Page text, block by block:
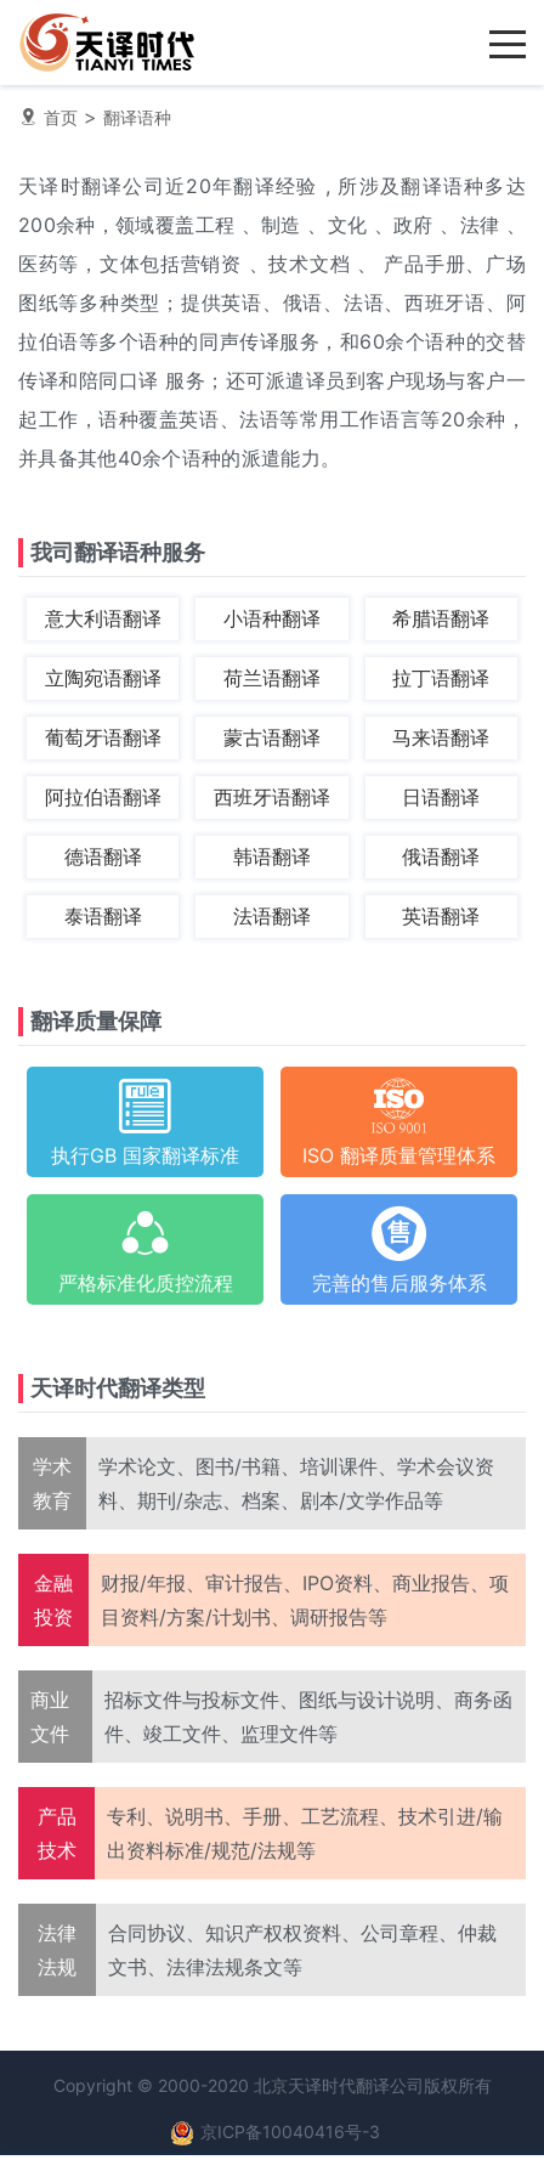
首页 > 翻译语种
天译时翻译公司近20年翻译经验 , 所涉及翻译语种多达
200余种，领域覆盖工程 、制造 、文化 、政府 、法律 、
医药等，文体包括营销资 、技术文档 、 产品手册、广场
图纸等多种类型；提供英语、俄语、法语、西班牙语、阿
拉伯语等多个语种的同声传译服务，和60余个语种的交替
传译和陪同口译 服务；还可派遣译员到客户现场与客户一
起工作，语种覆盖英语、法语等常用工作语言等20余种，
并具备其他40余个语种的派遣能力。
我司翻译语种服务
意大利语翻译 小语种翻译 希腊语翻译
立陶宛语翻译 荷兰语翻译 拉丁语翻译
葡萄牙语翻译 蒙古语翻译 马来语翻译
阿拉伯语翻译 西班牙语翻译 日语翻译
德语翻译 韩语翻译 俄语翻译
泰语翻译 法语翻译 英语翻译
翻译质量保障
执行GB 国家翻译标准 ISO 翻译质量管理体系
严格标准化质控流程 完善的售后服务体系
天译时代翻译类型
学术
教育
学术论文、图书/书籍、培训课件、学术会议资
料、期刊/杂志、档案、剧本/文学作品等
金融
投资
财报/年报、审计报告、IPO资料、商业报告、项
目资料/方案/计划书、调研报告等
商业
文件
招标文件与投标文件、图纸与设计说明、商务函
件、竣工文件、监理文件等
产品
技术
专利、说明书、手册、工艺流程、技术引进/输
出资料标准/规范/法规等
法律
法规
合同协议、知识产权权资料、公司章程、仲裁
文书、法律法规条文等
Copyright © 2000-2020 北京天译时代翻译公司版权所有
京ICP备10040416号-3